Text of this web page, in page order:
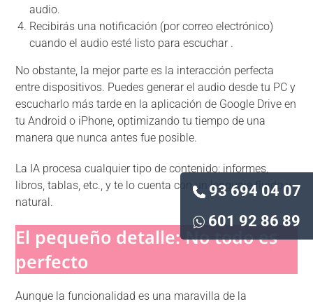
93 694 04 07
601 92 86 89
audio.
Recibirás una notificación (por correo electrónico)
cuando el audio esté listo para escuchar .
No obstante, la mejor parte es la interacción perfecta
entre dispositivos. Puedes generar el audio desde tu PC y
escucharlo más tarde en la aplicación de Google Drive en
tu Android o iPhone, optimizando tu tiempo de una
manera que nunca antes fue posible.
La IA procesa cualquier tipo de contenido: informes,
libros, tablas, etc., y te lo cuenta con un lenguaje fluido y
natural.
El pequeño detalle: No todo es
perfecto
Aunque la funcionalidad es una maravilla de la